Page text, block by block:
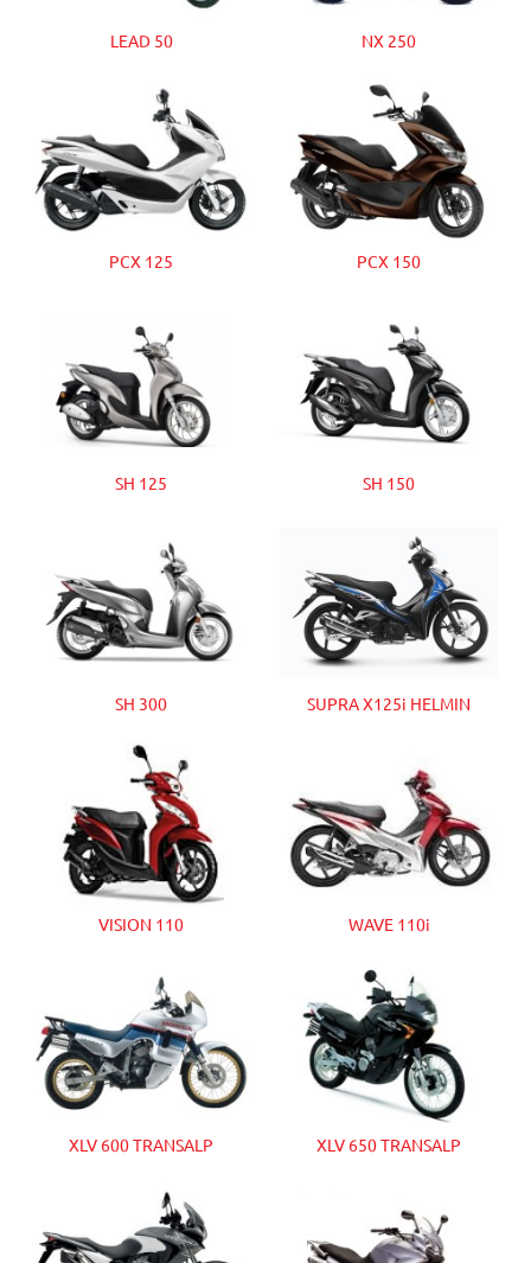
LEAD 50 NX 250
PCX 125 PCX 150
SH 125 SH 150
SH 300 SUPRA X125i HELMIN
VISION 110 WAVE 110i
XLV 600 TRANSALP XLV 650 TRANSALP